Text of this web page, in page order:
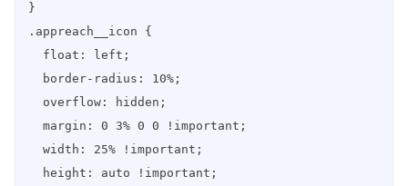
}
.appreach__icon {
  margin: 0 3% 0 0 !important;
  width: 25% !important;